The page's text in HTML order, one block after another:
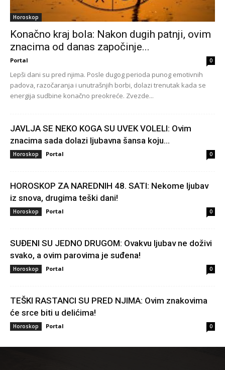
Horoskop
Konačno kraj bola: Nakon dugih patnji, ovim
znacima od danas započinje...
Portal 0
Lepši dani su pred njima. Posle dugog perioda punog emotivnih
padova, razočaranja i unutrašnjih borbi, dolazi trenutak kada se
energija sudbine konačno preokreće. Zvezde...
JAVLJA SE NEKO KOGA SU UVEK VOLELI: Ovim
znacima sada dolazi ljubavna šansa koju...
Horoskop Portal 0
HOROSKOP ZA NAREDNIH 48. SATI: Nekome ljubav
iz snova, drugima teški dani!
Horoskop Portal 0
SUĐENI SU JEDNO DRUGOM: Ovakvu ljubav ne doživi
svako, a ovim parovima je suđena!
Horoskop Portal 0
TEŠKI RASTANCI SU PRED NJIMA: Ovim znakovima
će srce biti u delićima!
Horoskop Portal 0